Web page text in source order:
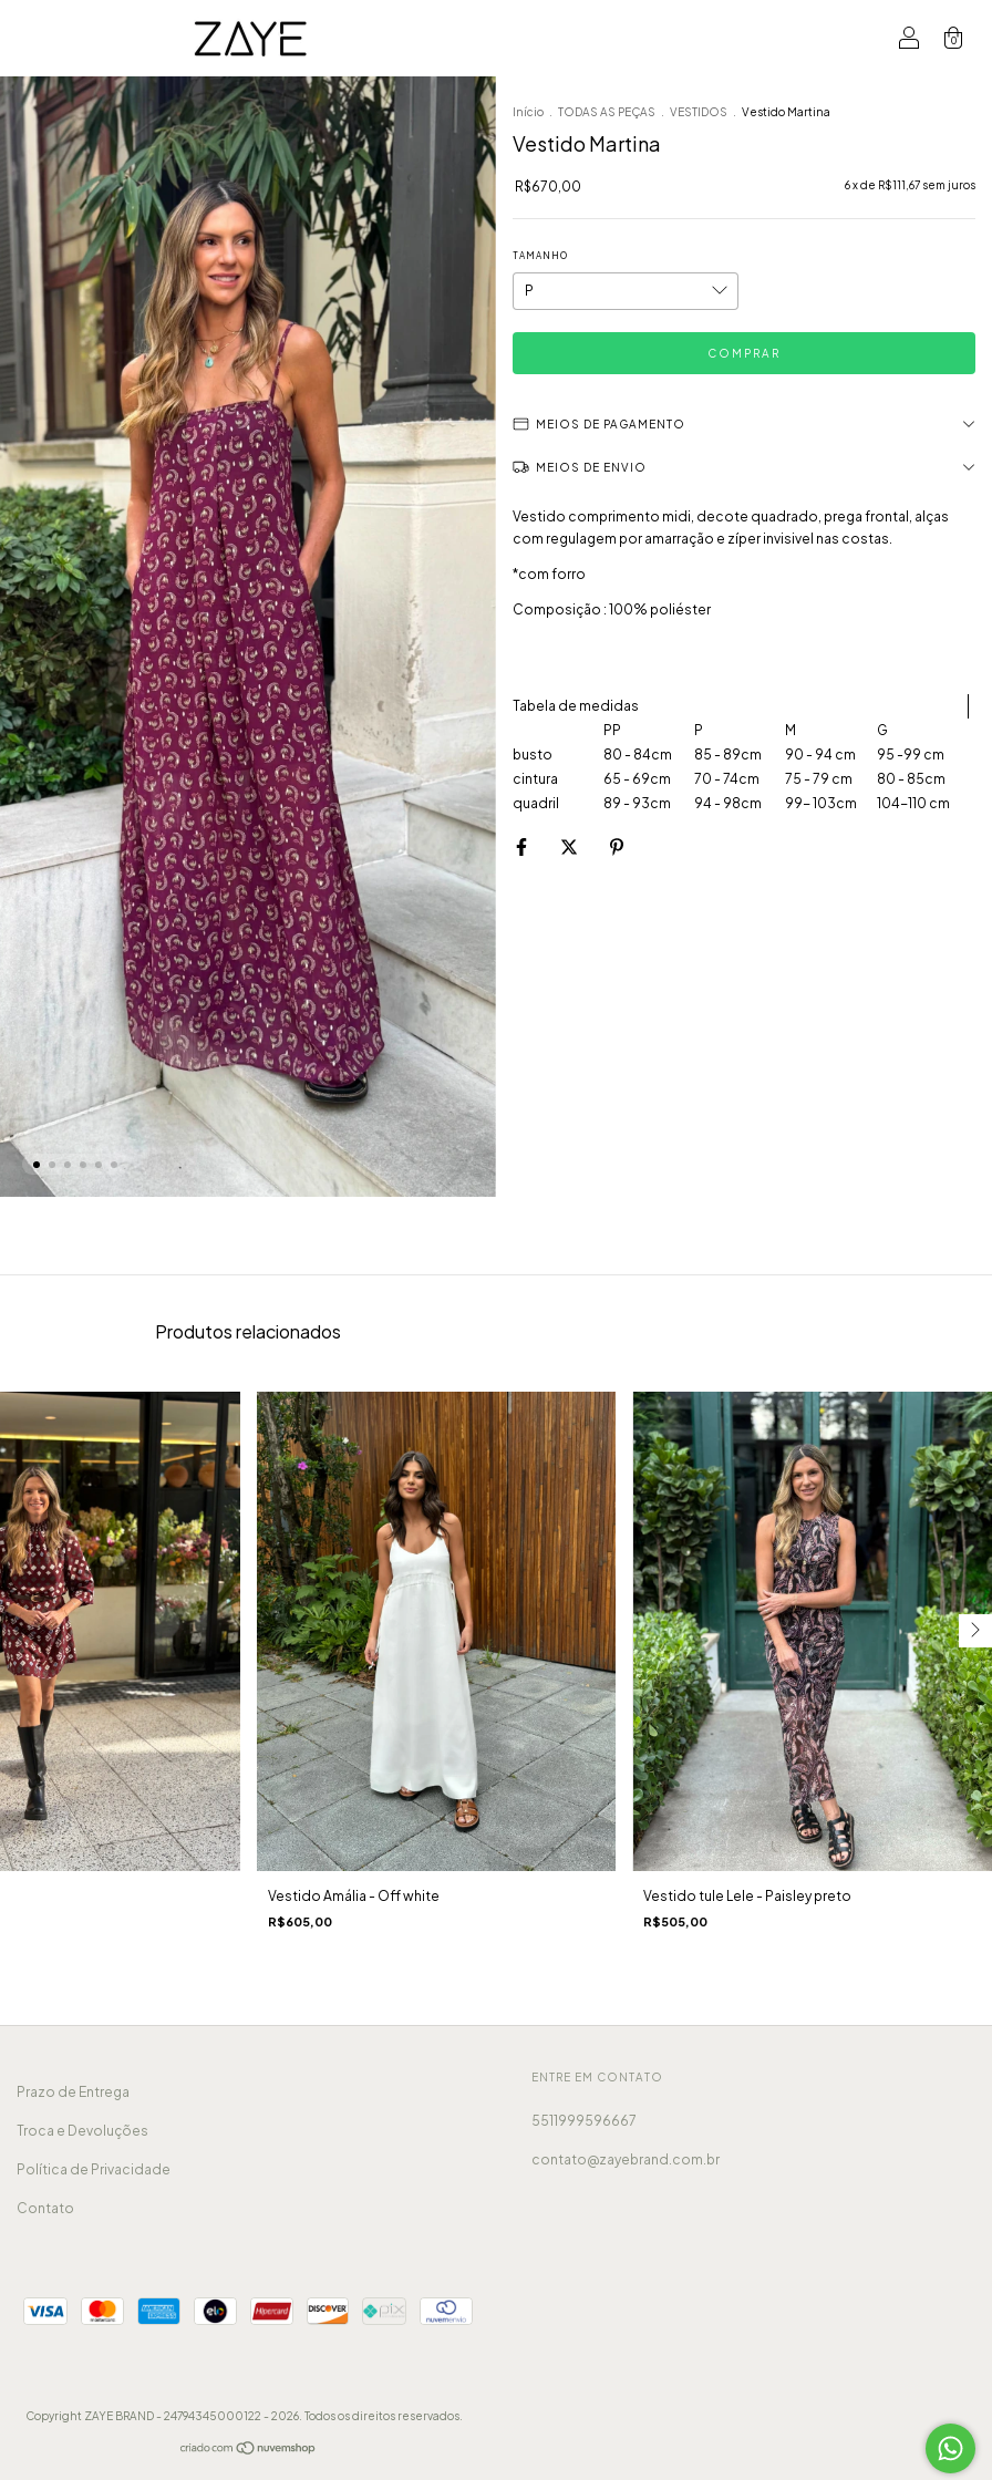
0
Início TODAS AS PEÇAS VESTIDOS Vestido Martina
Vestido Martina
R$670,00 6x de R$111,67 sem juros
TAMANHO
MEIOS DE PAGAMENTO
MEIOS DE ENVIO
Vestido comprimento midi, decote quadrado, prega frontal, alças
com regulagem por amarração e zíper invisivel nas costas.
*com forro
Composição : 100% poliéster
Tabela de medidas
PP
P M
G
busto
80 - 84cm 85 - 89cm 90 - 94 cm
95 -99 cm
cintura
65 - 69cm 70 - 74cm 75 - 79 cm
80 - 85cm
quadril
89 - 93cm 94 - 98cm 99- 103cm 104-110 cm
Produtos relacionados
Vestido Amália - Off white
R$605,00
Vestido tule Lele - Paisley preto
R$505,00
Prazo de Entrega
Troca e Devoluções
Política de Privacidade
Contato
ENTRE EM CONTATO
5511999596667
contato@zayebrand.com.br
Copyright ZAYE BRAND - 24794345000122 - 2026. Todos os direitos reservados.